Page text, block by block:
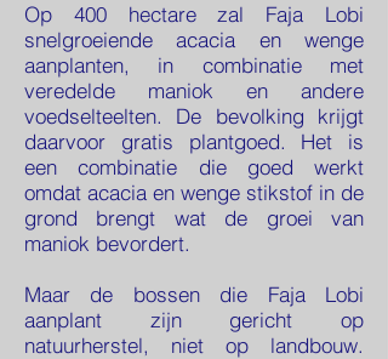
Op 400 hectare zal Faja Lobi
snelgroeiende acacia en wenge
aanplanten, in combinatie met
veredelde maniok en andere
voedselteelten. De bevolking krijgt
daarvoor gratis plantgoed. Het is
een combinatie die goed werkt
omdat acacia en wenge stikstof in de
grond brengt wat de groei van
maniok bevordert.
Maar de bossen die Faja Lobi
aanplant zijn gericht op
natuurherstel, niet op landbouw.